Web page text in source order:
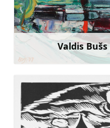
Valdis Bušs